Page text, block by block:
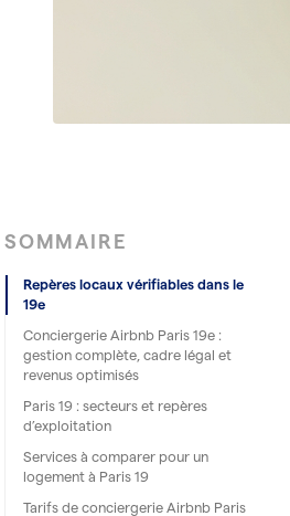
SOMMAIRE
Repères locaux vérifiables dans le
19e
Conciergerie Airbnb Paris 19e :
gestion complète, cadre légal et
revenus optimisés
Paris 19 : secteurs et repères
d’exploitation
Services à comparer pour un
logement à Paris 19
Tarifs de conciergerie Airbnb Paris